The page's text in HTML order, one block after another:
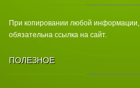
При копировании любой информации,
обязательна ссылка на сайт.
ПОЛЕЗНОЕ